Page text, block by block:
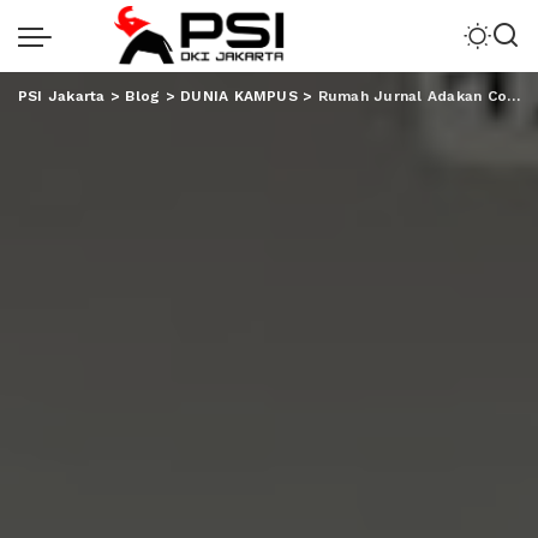
PSI Jakarta > Blog > DUNIA KAMPUS> Rumah Jurnal Adakan Coaching Clinic untuk Peneliti Pemula